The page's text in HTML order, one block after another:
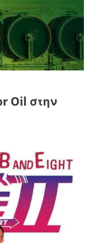
Oil στην